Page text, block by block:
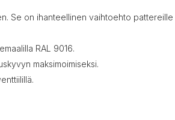
Se on ihanteellinen vaihtoehto
RAL 9016.
maksimoimiseksi.